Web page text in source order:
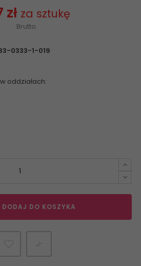
zł za sztukę
Brutto
0333-1-019
oddziałach:
DODAJ DO KOSZYKA